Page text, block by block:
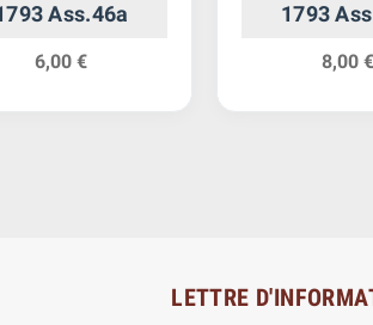
Ass.46a
6,00 €
1793
8,00 €
LETTRE